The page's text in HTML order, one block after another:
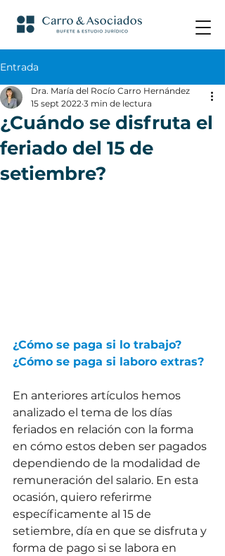
Entrada
¿Cuándo se disfruta el
feriado del 15 de
setiembre?
Dra. María del Rocío Carro Hernández
15 sept 2022 3 min de lectura
¿Cómo se paga si lo trabajo?
¿Cómo se paga si laboro extras?
En anteriores artículos hemos
analizado el tema de los días
feriados en relación con la forma
en cómo estos deben ser pagados
dependiendo de la modalidad de
remuneración del salario. En esta
ocasión, quiero referirme
específicamente al 15 de
setiembre, día en que se disfruta y
forma de pago si se labora en